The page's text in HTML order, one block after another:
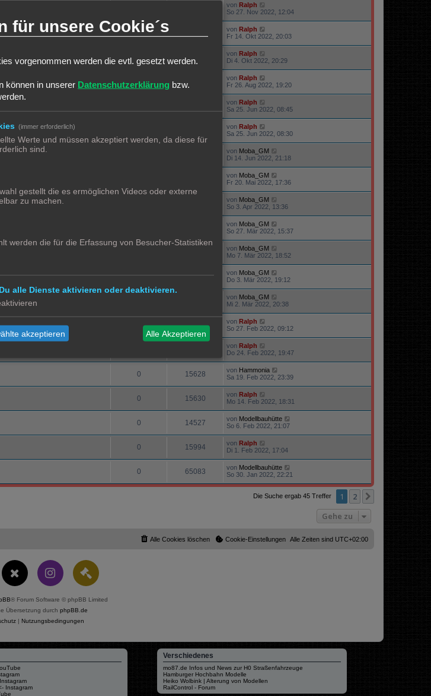
von Ralph
So 27. Nov 2022, 12:04
0 von Ralph
Fr 14. Okt 2022, 20:03
23603 von Ralph
Di 4. Okt 2022, 20:29
0 22489 von Ralph
Fr 26. Aug 2022, 19:20
von Ralph
Sa 25. Jun 2022, 08:45
von Ralph
Sa 25. Jun 2022, 08:30
von Moba_GM
Di 14. Jun 2022, 21:18
von Moba_GM
Fr 20. Mai 2022, 17:36
von Moba_GM
So 3. Apr 2022, 13:36
von Moba_GM
So 27. Mär 2022, 15:37
von Moba_GM
Mo 7. Mär 2022, 18:52
0 15008 von Moba_GM
Do 3. Mär 2022, 19:12
von Moba_GM
Mi 2. Mär 2022, 20:38
16089 von Ralph
So 27. Feb 2022, 09:12
von Ralph
Do 24. Feb 2022, 19:47
0 15628 von Hammonia
Sa 19. Feb 2022, 23:39
0 15630 von Ralph
Mo 14. Feb 2022, 18:31
0 14527 von Modellbauhütte
So 6. Feb 2022, 21:07
0 15994 von Ralph
Di 1. Feb 2022, 17:04
0 65083 von Modellbauhütte
So 30. Jan 2022, 22:21
Die Suche ergab 45 Treffer 1 2
Gehe zu
Alle Zeiten sind UTC+02:00
Cookie-Einstellungen
Alle Cookies löschen
® Forum Software © phpBB Limited
Übersetzung durch phpBB.de
| Nutzungsbedingungen
Instagram
Verschiedenes
mo87.de Infos und News zur H0 Straßenfahrzeuge
Hamburger Hochbahn Modelle
Heiko Wolbink | Alterung von Modellen
RailControl - Forum
für unsere Cookie´s
vorgenommen werden die evtl. gesetzt werden.
können in unserer Datenschutzerklärung bzw.
(immer erforderlich)
Werte und müssen akzeptiert werden, da diese für
sind.
gestellt die es ermöglichen Videos oder externe
zu machen.
werden die für die Erfassung von Besucher-Statistiken
alle Dienste aktivieren oder deaktivieren.
akzeptieren Alle Akzeptieren